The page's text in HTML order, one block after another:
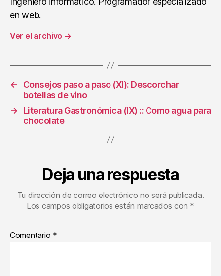
en web.
Ver el archivo →
←
Consejos paso a paso (XI): Descorchar
botellas de vino
→
Literatura Gastronómica (IX) :: Como agua para
chocolate
Deja una respuesta
Tu dirección de correo electrónico no será publicada.
Los campos obligatorios están marcados con *
Comentario *